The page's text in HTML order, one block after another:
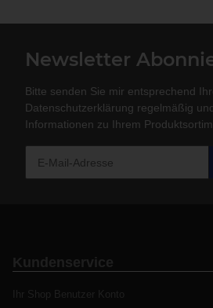
Newsletter
Bitte senden Sie mir entsprechend
Datenschutzerklärung regelmäßig
Informationen zu Ihrem